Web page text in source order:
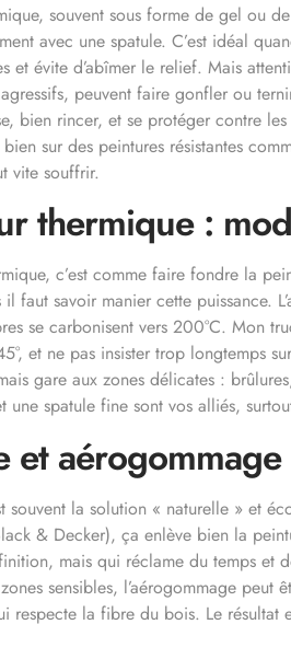
souvent sous forme de gel ou
avec une spatule. C’est idéal
et évite d’abîmer le relief. Mais
peuvent faire gonfler ou
bien rincer, et se protéger contre
sur des peintures résistantes
vite souffrir.
thermique :
c’est comme faire fondre la
faut savoir manier cette puissance.
se carbonisent vers 200°C. Mon
et ne pas insister trop longtemps
gare aux zones délicates :
une spatule fine sont vos alliés,
et
souvent la solution « naturelle » et
& Decker), ça enlève bien la
mais qui réclame du temps et
sensibles, l’aérogommage
respecte la fibre du bois. Le